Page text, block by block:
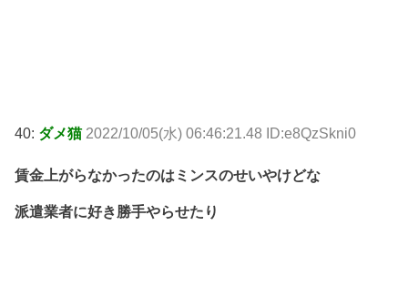
40: ダメ猫 2022/10/05(水) 06:46:21.48 ID:e8QzSkni0
賃金上がらなかったのはミンスのせいやけどな
派遣業者に好き勝手やらせたり